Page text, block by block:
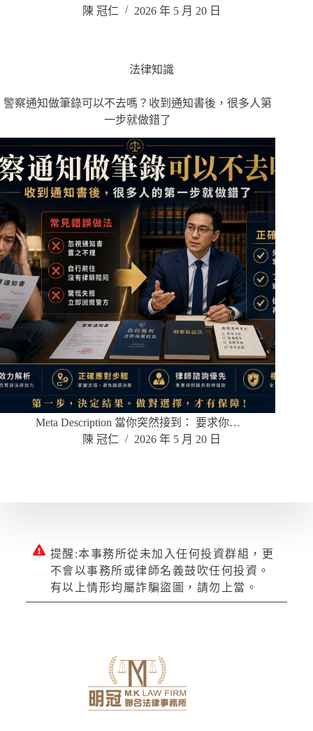
陳 冠仁
2026 年 5 月 20 日
法律知識
警察通知做筆錄可以不去嗎？收到通知書後，很多人第
一步就做錯了
Meta Description 當你突然接到： 要求你…
陳 冠仁
2026 年 5 月 20 日
提醒:本事務所從未加入任何投資群組，更
不會以事務所或律師名義鼓吹任何投資。
有以上情形均屬詐騙盜圖，請勿上當。